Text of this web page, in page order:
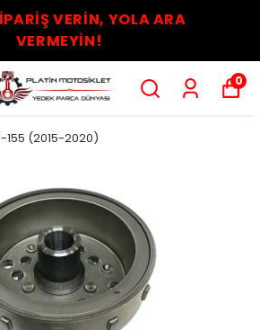
VERİN, YOLA ARA
VERMEYİN!
0
155 (2015-2020)